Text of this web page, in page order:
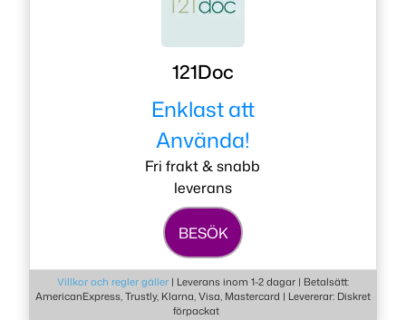
121Doc
Enklast att
Använda!
Fri frakt & snabb
leverans
BESÖK
Villkor och regler gäller | Leverans inom 1-2 dagar | Betalsätt:
AmericanExpress, Trustly, Klarna, Visa, Mastercard | Levererar: Diskret
förpackat